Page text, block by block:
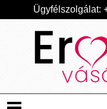
Ügyfélszolgálat: